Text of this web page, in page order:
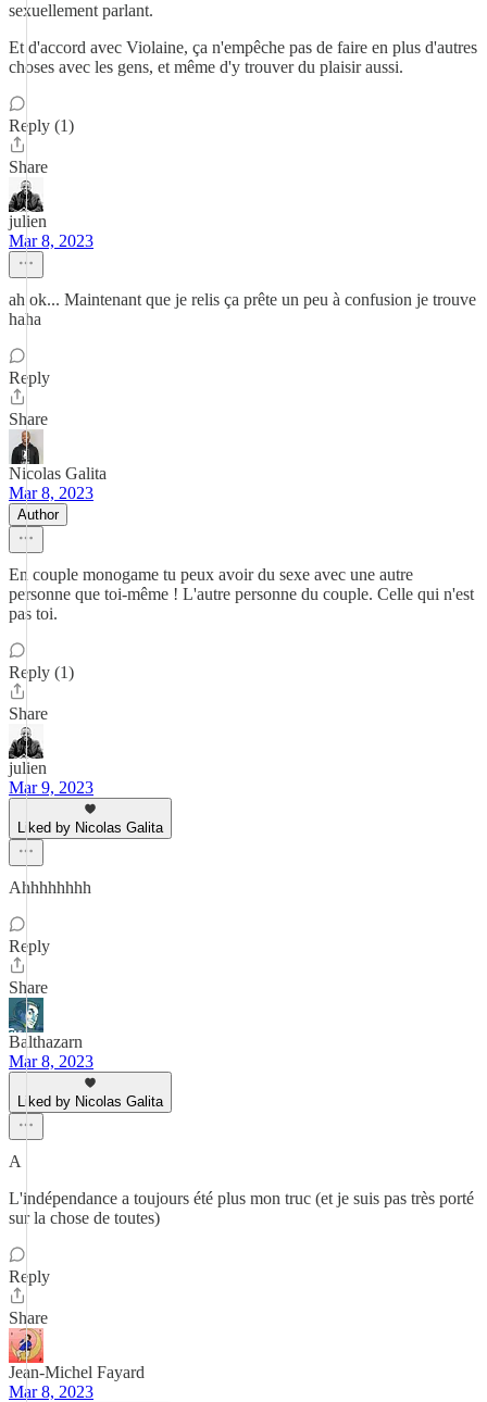
sexuellement parlant.
Et d'accord avec Violaine, ça n'empêche pas de faire en plus d'autres
choses avec les gens, et même d'y trouver du plaisir aussi.
Reply (1)
Share
julien
Mar 8, 2023
ah ok... Maintenant que je relis ça prête un peu à confusion je trouve
haha
Reply
Share
Nicolas Galita
Mar 8, 2023
Author
En couple monogame tu peux avoir du sexe avec une autre
personne que toi-même ! L'autre personne du couple. Celle qui n'est
pas toi.
Reply (1)
Share
julien
Mar 9, 2023
Liked by Nicolas Galita
Ahhhhhhhh
Reply
Share
Balthazarn
Mar 8, 2023
Liked by Nicolas Galita
A
L'indépendance a toujours été plus mon truc (et je suis pas très porté
sur la chose de toutes)
Reply
Share
Jean-Michel Fayard
Mar 8, 2023